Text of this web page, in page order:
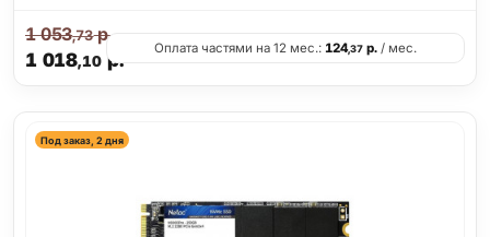
1 018,10 р.
1 053,73р.
Оплата частями на 12 мес.: 124,37р./ мес.
Под заказ, 2 дня